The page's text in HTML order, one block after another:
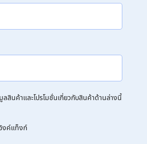
สินค้าและโปรโมชั่นเกี่ยวกับสินค้าด้านล่างนี้
งค์แท็งก์